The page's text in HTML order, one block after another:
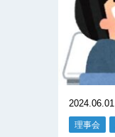
2024.06.01
理事会